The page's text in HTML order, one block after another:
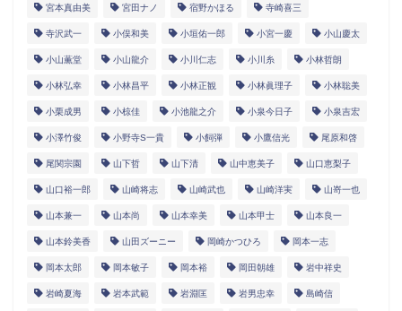
宮本真由美 宮田ナノ 宿野かほる 寺崎喜三
寺沢武一 小俣和美 小垣佑一郎 小宮一慶 小山慶太
小山薫堂 小山龍介 小川仁志 小川糸 小林哲朗
小林弘幸 小林昌平 小林正観 小林眞理子 小林聡美
小栗成男 小椋佳 小池龍之介 小泉今日子 小泉吉宏
小澤竹俊 小野寺S一貴 小飼弾 小鷹信光 尾原和啓
尾関宗園 山下哲 山下清 山中恵美子 山口恵梨子
山口裕一郎 山崎将志 山崎武也 山崎洋実 山嵜一也
山本兼一 山本尚 山本幸美 山本甲士 山本良一
山本鈴美香 山田ズーニー 岡崎かつひろ 岡本一志
岡本太郎 岡本敏子 岡本裕 岡田朝雄 岩中祥史
岩崎夏海 岩本武範 岩淵匡 岩男忠幸 島崎信